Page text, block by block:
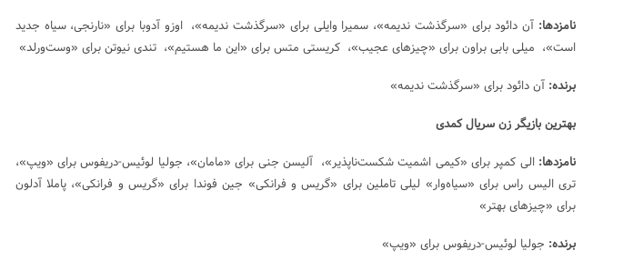
نامزدها: آن دائود برای «سرگذشت ندیمه»، سمیرا وایلی برای «سرگذشت ندیمه»، اوزو آدوبا برای «نارنجی، سیاه جدید
است»، میلی بابی براون برای «چیزهای عجیب»، کریستی متس برای «این ما هستیم»، تندی نیوتن برای «وست‌ورلد»
برنده: آن دائود برای «سرگذشت ندیمه»
بهترین بازیگر زن سریال کمدی
نامزدها:الی کمپر برای «کیمی اشمیت شکست‌ناپذیر»، آلیسن جنی برای «مامان»، جولیا لوئیس-دریفوس برای «ویپ»،
تری الیس راس برای «سیاه‌وار» لیلی تاملین برای «گریس و فرانکی» جین فوندا برای «گریس و فرانکی»،‌ پاملا آدلون
برای «چیزهای بهتر»
برنده: جولیا لوئیس-دریفوس برای «ویپ»